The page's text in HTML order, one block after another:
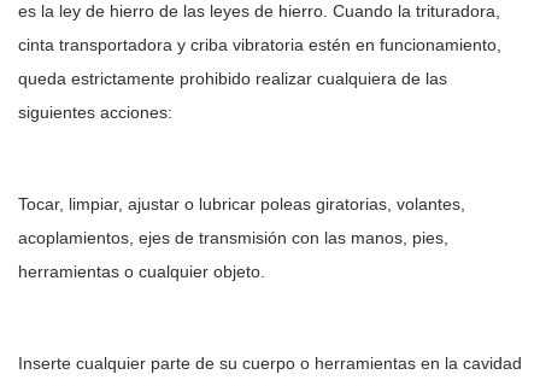
es la ley de hierro de las leyes de hierro. Cuando la trituradora,
cinta transportadora y criba vibratoria estén en funcionamiento,
queda estrictamente prohibido realizar cualquiera de las
siguientes acciones:
Tocar, limpiar, ajustar o lubricar poleas giratorias, volantes,
acoplamientos, ejes de transmisión con las manos, pies,
herramientas o cualquier objeto.
Inserte cualquier parte de su cuerpo o herramientas en la cavidad